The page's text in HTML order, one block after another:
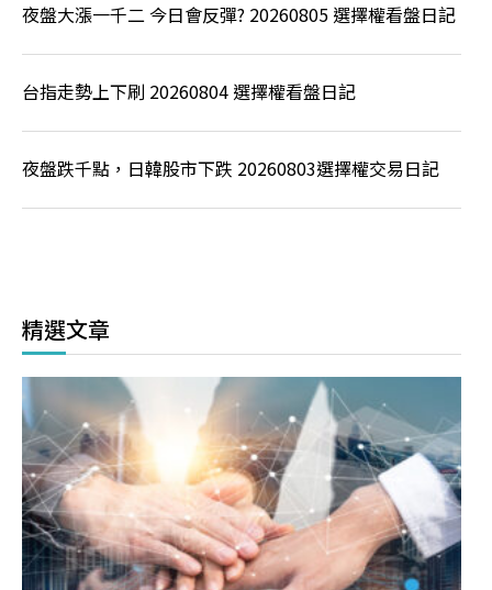
夜盤大漲一千二 今日會反彈? 20260805 選擇權看盤日記
台指走勢上下刷 20260804 選擇權看盤日記
夜盤跌千點，日韓股市下跌 20260803選擇權交易日記
精選文章